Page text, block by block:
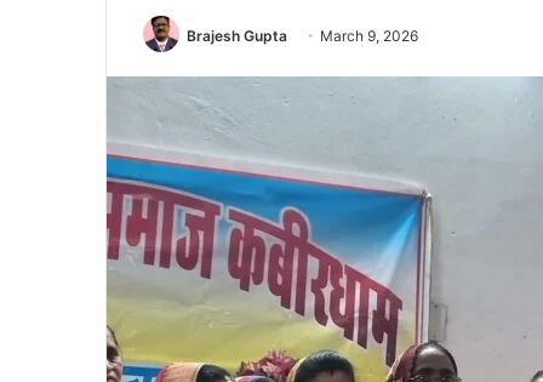
Brajesh Gupta March 9, 2026